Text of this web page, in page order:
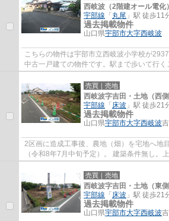
西岐波（2階建オール電化
宇部線 「 丸尾 」駅 徒歩11
過去掲載物件
山口県宇部市大字西岐波
こちらの物件は宇部市立西岐波小学校が
中古一戸建ての物件です。駅まで歩いて行
物件です。宇部線丸尾周辺で戸建て探しをす
売買｜売地
西岐波字吉田・土地（西側
宇部線 「 床波 」駅 徒歩21
過去掲載物件
山口県宇部市大字西岐波
2区画に造成工事後、農地（畑）を宅地へ地
（令和8年7月中旬予定）。 建築条件無し。
側セットバック部分34.29㎡（持分1/2）に雨
売買｜売地
西岐波字吉田・土地（東側
宇部線 「 床波 」駅 徒歩21
過去掲載物件
山口県宇部市大字西岐波